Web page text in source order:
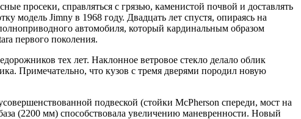
просеки, справляться с грязью, каменистой почвой и доставлять
модель Jimny в 1968 году. Двадцать лет спустя, опираясь на
автомобиля, который кардинальным образом
первого поколения.
тех лет. Наклонное ветровое стекло делало облик
Примeчательно, что кузов с тремя дверями породил новую
подвеской (стойки McPherson спереди, мост на
(2200 мм) способствовала увеличению маневренности. Новый